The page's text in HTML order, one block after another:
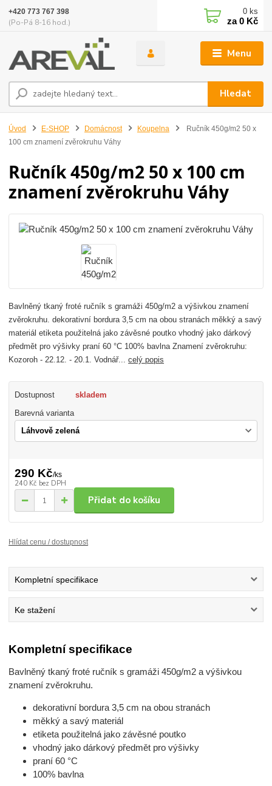
Menu
Hledat
+420 773 767 398
(Po-Pá 8-16 hod.)
0 ks
za0 Kč
Úvod E-SHOP Domácnost Koupelna
Ručník 450g/m2 50 x
100 cm znamení zvěrokruhu Váhy
Ručník 450g/m2 50 x 100 cm
znamení zvěrokruhu Váhy
Bavlněný tkaný froté ručník s gramáži 450g/m2 a výšivkou znamení
zvěrokruhu. dekorativní bordura 3,5 cm na obou stranách měkký a savý
materiál etiketa použitelná jako závěsné poutko vhodný jako dárkový
předmět pro výšivky praní 60 °C 100% bavlna Znamení zvěrokruhu:
Kozoroh - 22.12. - 20.1. Vodnář...celý popis
Dostupnost skladem
Barevná varianta
290 Kč/ks
240 Kč bez DPH
Přidat do košíku
Hlídat cenu / dostupnost
Kompletní specifikace
Ke stažení
Kompletní specifikace
Bavlněný tkaný froté ručník s gramáži 450g/m2 a výšivkou
znamení zvěrokruhu.
dekorativní bordura 3,5 cm na obou stranách
měkký a savý materiál
etiketa použitelná jako závěsné poutko
vhodný jako dárkový předmět pro výšivky
praní 60 °C
100% bavlna